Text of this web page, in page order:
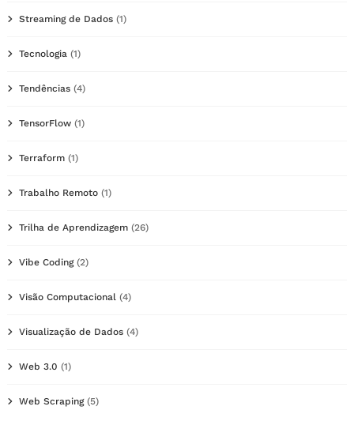
Streaming de Dados (1)
Tecnologia (1)
Tendências (4)
TensorFlow (1)
Terraform (1)
Trabalho Remoto (1)
Trilha de Aprendizagem (26)
Vibe Coding(2)
Visão Computacional (4)
Visualização de Dados (4)
Web 3.0 (1)
Web Scraping(5)